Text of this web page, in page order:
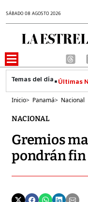
SÁBADO 08 AGOSTO 2026
Últimas
Inicio> Panamá> Nacional
NACIONAL
Gremios
pondrán fin